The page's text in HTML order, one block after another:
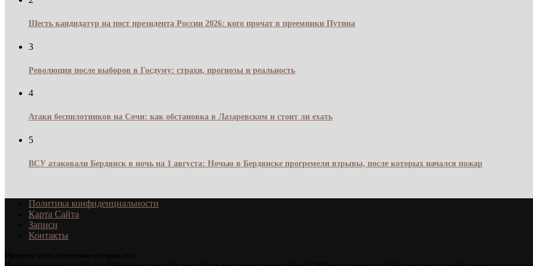
Шесть кандидатур на пост президента России 2026: кого прочат в преемники Путина
3
Революция после выборов в Госдуму: страхи, прогнозы и реальность
4
Атаки беспилотников на Сочи: как обстановка в Лазаревском и стоит ли ехать
5
ВСУ атаковали Бердянск в ночь на 1 августа: Ночью в Бердянске прогремели взрывы, после которых начался пожар
Политика конфиденциальности
Карта Сайта
Записи
Контакты